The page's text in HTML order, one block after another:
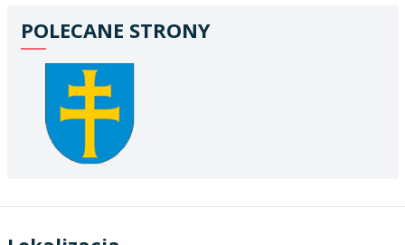
POLECANE STRONY